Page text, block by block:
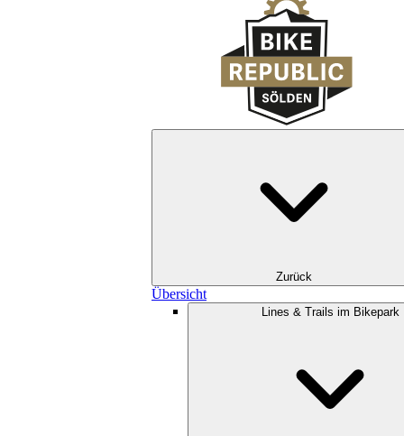
Zurück
Übersicht
Lines & Trails im Bikepark